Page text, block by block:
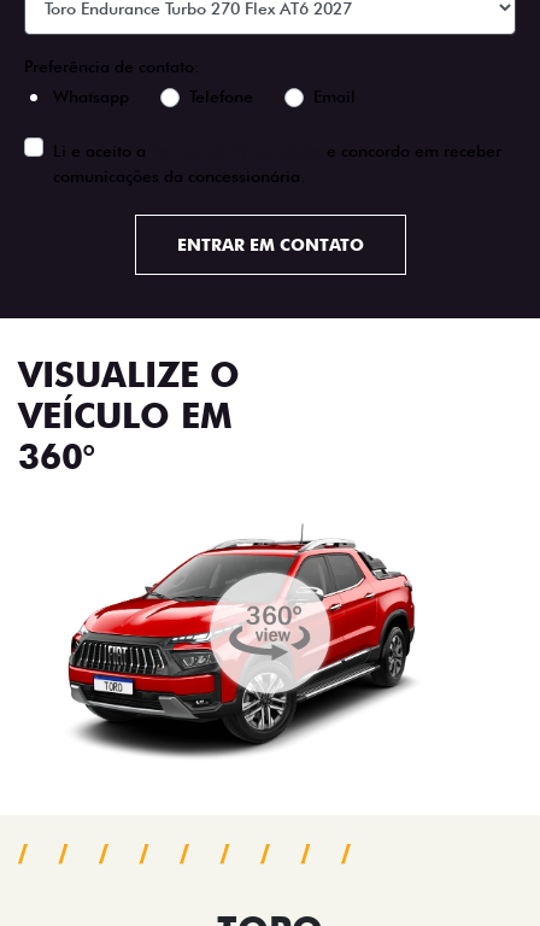
Preferência de contato:
Whatsapp
Telefone Email
Li e aceito a
e concordo em receber
comunicações da concessionária.
ENTRAR EM CONTATO
VISUALIZE O
VEÍCULO EM
360°